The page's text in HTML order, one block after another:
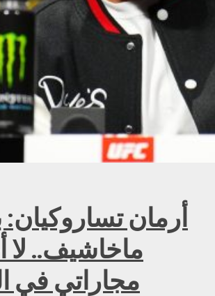
أرمان
ماخاشيف.. لا
مجاراتي في